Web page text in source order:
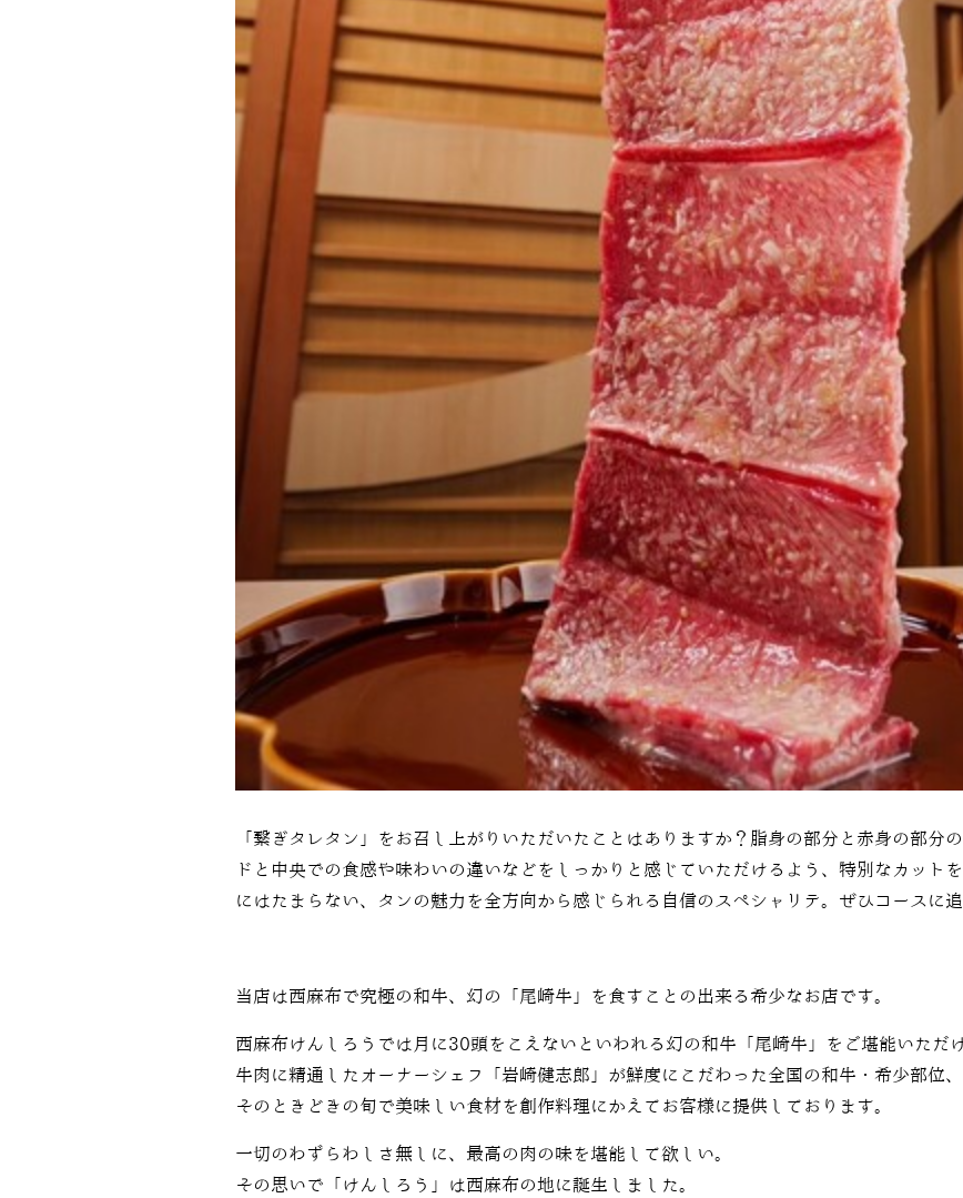
「 繋ぎタレタン」をお召し上がりいただいたことはありますか？脂身の部分と赤身の部分
ドと中央での食感や味わいの違いなどをしっかりと感じていただけるよう、特別なカット
にはたまらない、タンの魅力を全方向から感じられる自信のスペシャリテ。ぜひコースに
当店は西麻布で究極の和牛、幻の「尾崎牛」を食すことの出来る希少なお店です。
西麻布けんしろうでは月に30頭をこえないといわれる幻の和牛「尾崎牛」をご堪能いただけ
牛肉に精通したオーナーシェフ「岩崎健志郎」が鮮度にこだわった全国の和牛・希少部位
そのときどきの旬で美味しい食材を創作料理にかえてお客様に提供しております。
一切のわずらわしさ無しに、最高の肉の味を堪能して欲しい。
その思いで「けんしろう」は西麻布の地に誕生しました。